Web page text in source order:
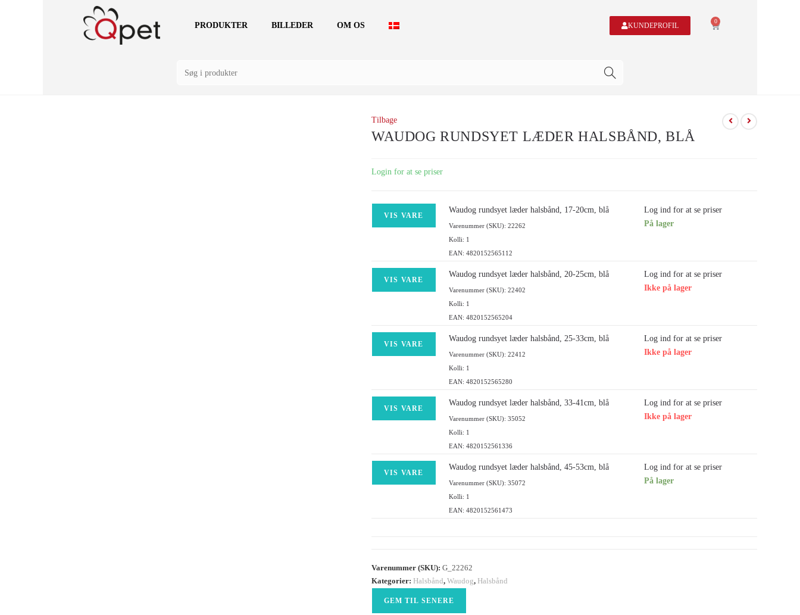
PRODUKTER BILLEDER OM OS KUNDEPROFIL 0
Tilbage
WAUDOG RUNDSYET LÆDER HALSBÅND, BLÅ
Login for at se priser
VIS VARE
Waudog rundsyet læder halsbånd, 17-20cm, blå
Varenummer (SKU): 22262
Kolli: 1
EAN: 4820152565112
Log ind for at se priser
På lager
VIS VARE
Waudog rundsyet læder halsbånd, 20-25cm, blå
Varenummer (SKU): 22402
Kolli: 1
EAN: 4820152565204
Log ind for at se priser
Ikke på lager
VIS VARE
Waudog rundsyet læder halsbånd, 25-33cm, blå
Varenummer (SKU): 22412
Kolli: 1
EAN: 4820152565280
Log ind for at se priser
Ikke på lager
VIS VARE
Waudog rundsyet læder halsbånd, 33-41cm, blå
Varenummer (SKU): 35052
Kolli: 1
EAN: 4820152561336
Log ind for at se priser
Ikke på lager
VIS VARE
Waudog rundsyet læder halsbånd, 45-53cm, blå
Varenummer (SKU): 35072
Kolli: 1
EAN: 4820152561473
Log ind for at se priser
På lager
Varenummer (SKU): G_22262
Kategorier: Halsbånd, Waudog, Halsbånd
GEM TIL SENERE